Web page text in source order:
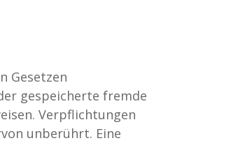
Gesetzen
gespeicherte fremde
Verpflichtungen
unberührt. Eine